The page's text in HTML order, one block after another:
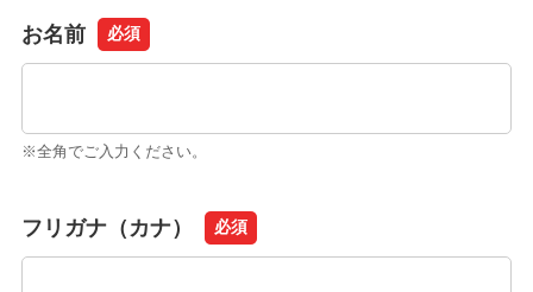
お名前 必須
※全角でご入力ください。
フリガナ（カナ） 必須